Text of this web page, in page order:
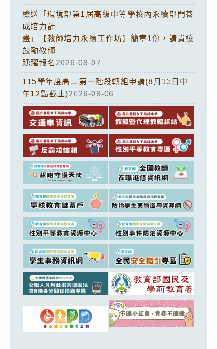
檢送「環境部第1屆高級中等學校內永續部門養
成培力計
畫」【教師培力永續工作坊】簡章1份，請貴校
鼓勵教師
踴躍報名2026-08-07
115學年度高二第一階段轉組申請(8月13日中
午12點截止)2026-08-06